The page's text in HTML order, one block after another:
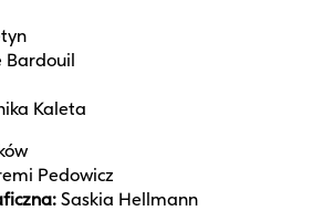
Bardouil
Kaleta
Pedowicz
Saskia Hellmann